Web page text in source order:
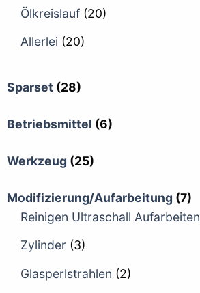
Ölkreislauf (20)
Allerlei (20)
Sparset (28)
Betriebsmittel (6)
Werkzeug (25)
Modifizierung/Aufarbeitung (7)
Reinigen Ultraschall Aufarbeiten
Zylinder (3)
Glasperlstrahlen (2)